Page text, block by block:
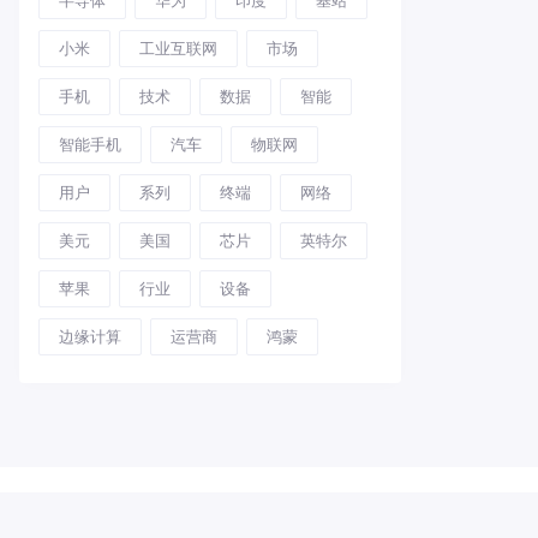
小米 工业互联网 市场
手机 技术 数据 智能
智能手机 汽车 物联网
用户 系列 终端 网络
美元 美国 芯片 英特尔
苹果 行业 设备
边缘计算 运营商 鸿蒙